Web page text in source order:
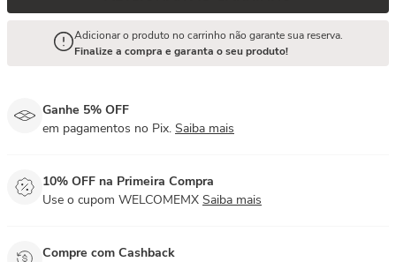
Adicionar o produto no carrinho não garante sua reserva.
Finalize a compra e garanta o seu produto!
Ganhe 5% OFF
em pagamentos no Pix. Saiba mais
10% OFF na Primeira Compra
Use o cupom WELCOMEMX Saiba mais
Compre com Cashback